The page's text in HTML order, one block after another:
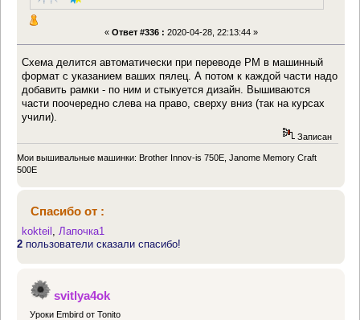
« Ответ #336 : 2020-04-28, 22:13:44 »
Схема делится автоматически при переводе РМ в машинный
формат с указанием ваших пялец. А потом к каждой части надо
добавить рамки - по ним и стыкуется дизайн. Вышиваются
части поочередно слева на право, сверху вниз (так на курсах
учили).
Записан
Мои вышивальные машинки: Brother Innov-is 750E, Janome Memory Craft
500E
Спасибо от :
kokteil
Лапочка1
2 пользователи сказали спасибо!
svitlya4ok
Уроки Embird от Tonito